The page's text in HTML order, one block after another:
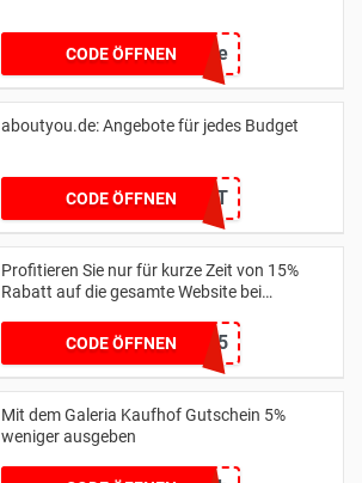
CODE ÖFFNEN 90live
aboutyou.de: Angebote für jedes Budget
CODE ÖFFNENBDAYSUIT
Profitieren Sie nur für kurze Zeit von 15%
Rabatt auf die gesamte Website bei
CODE ÖFFNENBAGS15
Mit dem Galeria Kaufhof Gutschein 5%
weniger ausgeben